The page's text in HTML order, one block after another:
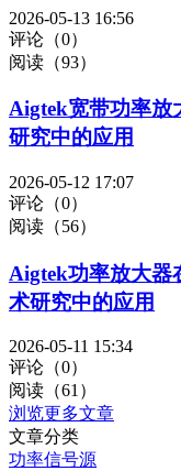
2026-05-13 16:56
评论（0）
阅读（93）
Aigtek宽带功率放
研究中的应用
2026-05-12 17:07
评论（0）
阅读（56）
Aigtek功率放大器
术研究中的应用
2026-05-11 15:34
评论（0）
阅读（61）
浏览更多文章
文章分类
功率信号源